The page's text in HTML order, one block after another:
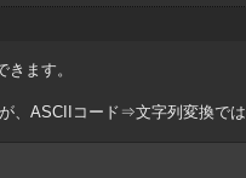
ます。
、ASCIIコード⇒文字列変換では